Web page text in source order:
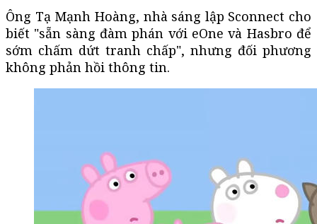
Ông Tạ Mạnh Hoàng, nhà sáng lập Sconnect cho
biết "sẵn sàng đàm phán với eOne và Hasbro để
sớm chấm dứt tranh chấp", nhưng đối phương
không phản hồi thông tin.